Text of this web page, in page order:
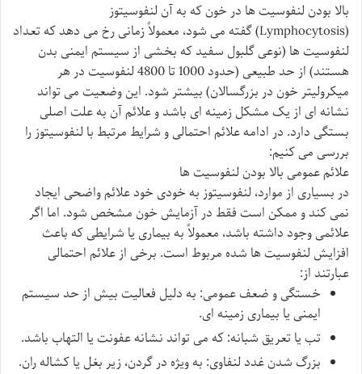
بالا بودن لنفوسیت ها در خون که به آنلنفوسیتوز
(Lymphocytosis) گفته می شود، معمولاً زمانی رخ می دهد که تعداد
لنفوسیت ها (نوعی گلبول سفید که بخشی از سیستم ایمنی بدن
هستند) از حد طبیعی (حدود 1000 تا 4800 لنفوسیت در هر
میکرولیتر خون در بزرگسالان) بیشتر شود. این وضعیت می تواند
نشانه ای از یک مشکل زمینه ای باشد و علائم آن به علت اصلی
بستگی دارد. در ادامه علائم احتمالی و شرایط مرتبط با لنفوسیتوز را
بررسی می کنیم:
علائم عمومی بالا بودن لنفوسیت ها
در بسیاری از موارد، لنفوسیتوز به خودی خود علائم واضحی ایجاد
نمی کند و ممکن است فقط در آزمایش خون مشخص شود. اما اگر
علائمی وجود داشته باشد، معمولاً به بیماری یا شرایطی که باعث
افزایش لنفوسیت ها شده مربوط است. برخی از علائم احتمالی
عبارتند از:
خستگی و ضعف عمومی: به دلیل فعالیت بیش از حد سیستم
ایمنی یا بیماری زمینه ای.
تب یا تعریق شبانه: که می تواند نشانه عفونت یا التهاب باشد.
بزرگ شدن غدد لنفاوی: به ویژه در گردن، زیر بغل یا کشاله ران.